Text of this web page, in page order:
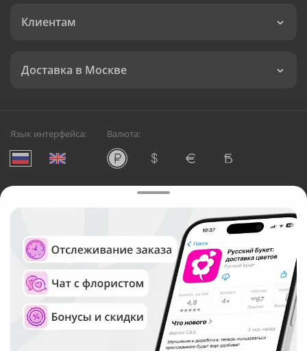
Клиентам
Доставка в Москве
Язык интерфейса: Валюта:
Служба круглосуточной доставки цветов в Москве
Русский Букет, 2026
Общество с ограниченной ответственностью «Технология»
ОГРН: 1195476081745, ИНН: 5410081997
Юридический адрес: г. Новосибирск, ул. Ипподромская,
д.42, оф. 3
Рейтинг Русского букета в г. Москва